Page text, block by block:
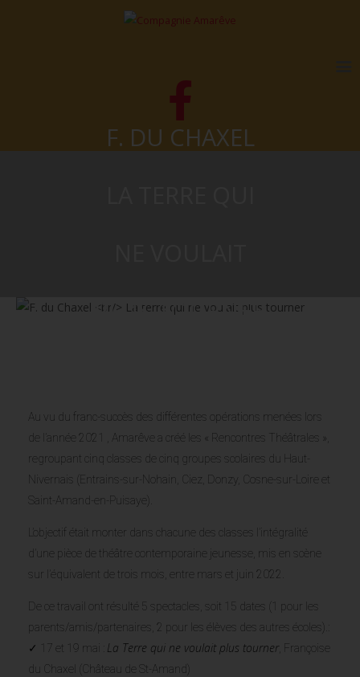
F. DU CHAXEL
PLUS TOURNER
Au vu du franc-succès des différentes opérations menées lors
de l’année 2021 , Amarêve a créé les « Rencontres Théâtrales »,
regroupant cinq classes de cinq groupes scolaires du Haut-
Nivernais (Entrains-sur-Nohain, Ciez, Donzy, Cosne-sur-Loire et
Saint-Amand-en-Puisaye).
L’objectif était monter dans chacune des classes l’intégralité
d’une pièce de théâtre contemporaine jeunesse, mis en scène
sur l’équivalent de trois mois, entre mars et juin 2022.
De ce travail ont résulté 5 spectacles, soit 15 dates (1 pour les
parents/amis/partenaires, 2 pour les élèves des autres écoles).:
✓ 17 et 19 mai : La Terre qui ne voulait plus tourner, Françoise
du Chaxel (Château de St-Amand)